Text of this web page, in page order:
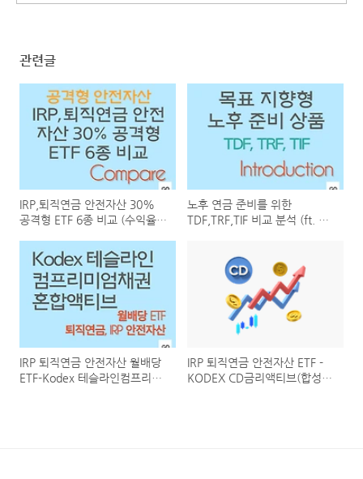
관련글
IRP,퇴직연금 안전자산 30%
공격형 ETF 6종 비교 (수익율,
노후 연금 준비를 위한
TDF,TRF,TIF 비교 분석 (ft. 개
IRP 퇴직연금 안전자산 월배당
ETF-Kodex 테슬라인컴프리미
IRP 퇴직연금 안전자산 ETF -
KODEX CD금리액티브(합성)